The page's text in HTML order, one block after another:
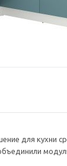
для кухни